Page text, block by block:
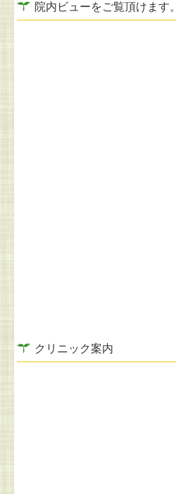
クリニック案内
院内ビューをご覧頂けます。